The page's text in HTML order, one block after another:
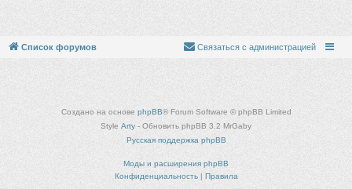
Список форумов Связаться с администрацией
Создано на основе phpBB® Forum Software © phpBB Limited
Style Arty - Обновить phpBB 3.2 MrGaby
Русская поддержка phpBB
Моды и расширения phpBB
Конфиденциальность| Правила